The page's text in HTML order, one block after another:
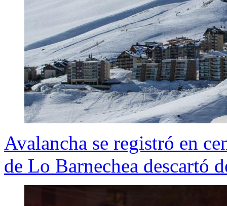
Avalancha se registró en
de Lo Barnechea descartó